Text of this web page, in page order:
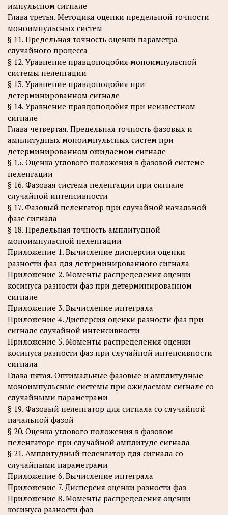
импульсном сигнале
Глава третья. Методика оценки предельной точности
моноимпульсных систем
§ 11. Предельная точность оценки параметра
случайного процесса
§ 12. Уравнение правдоподобия моноимпульсной
системы пеленгации
§ 13. Уравнение правдоподобия при
детерминированном сигнале
§ 14. Уравнение правдоподобия при неизвестном
сигнале
Глава четвертая. Предельная точность фазовых и
амплитудных моноимпульсных систем при
детерминированном ожидаемом сигнале
§ 15. Оценка углового положения в фазовой системе
пеленгации
§ 16. Фазовая система пеленгации при сигнале
случайной интенсивности
§ 17. Фазовый пеленгатор при случайной начальной
фазе сигнала
§ 18. Предельная точность амплитудной
моноимпульсной пеленгации
Приложение 1. Вычисление дисперсии оценки
разности фаз для детерминированного сигнала
Приложение 2. Моменты распределения оценки
косинуса разности фаз при детерминированном
сигнале
Приложение 3. Вычисление интеграла
Приложение 4. Дисперсия оценки разности фаз при
сигнале случайной интенсивности
Приложение 5. Моменты распределения оценки
косинуса разности фаз при случайной интенсивности
сигнала
Глава пятая. Оптимальные фазовые и амплитудные
моноимпульсные системы при ожидаемом сигнале со
случайными параметрами
§ 19. Фазовый пеленгатор для сигнала со случайной
начальной фазой
§ 20. Оценка углового положения в фазовом
пеленгаторе при случайной амплитуде сигнала
§ 21. Амплитудный пеленгатор для сигнала со
случайными параметрами
Приложение 6. Вычисление интеграла
Приложение 7. Дисперсия оценки разности фаз
Приложение 8. Моменты распределения оценки
косинуса разности фаз